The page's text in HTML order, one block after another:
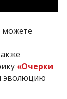
можете
«Очерки
эволюцию